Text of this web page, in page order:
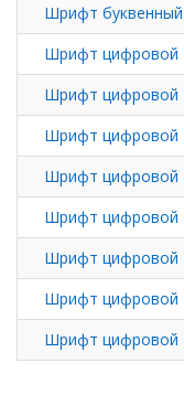
Шрифт
Шрифт цифровой
Шрифт цифровой
Шрифт
Шрифт
Шрифт
Шрифт
Шрифт
Шрифт